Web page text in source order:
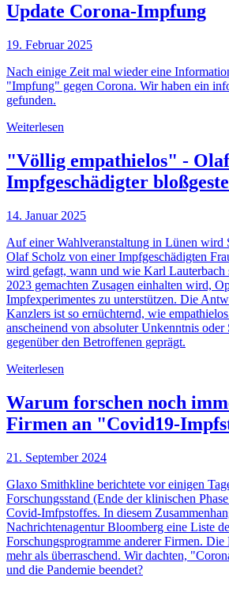
Update Corona-Impfung
19. Februar 2025
Nach einige Zeit mal wieder eine
"Impfung" gegen Corona. Wir haben ein
gefunden.
Weiterlesen
"Völlig empathielos" -
Impfgeschädigter
14. Januar 2025
Auf einer Wahlveranstaltung in Lünen wird
Olaf Scholz von einer Impfgeschädigten
wird gefagt, wann und wie Karl Lauterbach
2023 gemachten Zusagen einhalten wird,
Impfexperimentes zu unterstützen. Die
Kanzlers ist so ernüchternd, wie
anscheinend von absoluter Unkenntnis
gegenüber den Betroffenen geprägt.
Weiterlesen
Warum forschen noch
Firmen an "Covid19-
21. September 2024
Glaxo Smithkline berichtete vor einigen
Forschungsstand (Ende der klinischen
Covid-Imfpstoffes. In diesem
Nachrichtenagentur Bloomberg eine Liste
Forschungsprogramme anderer Firmen.
mehr als überraschend. Wir dachten,
und die Pandemie beendet?